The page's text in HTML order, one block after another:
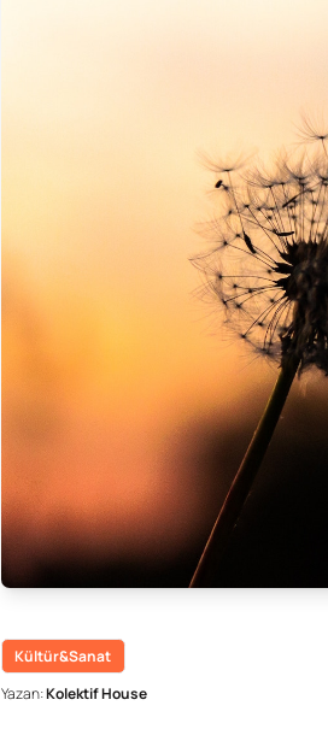
Kültür&Sanat
Yazan:Kolektif House